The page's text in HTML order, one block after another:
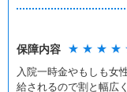
保障内容 ★ ★ ★ ★
入院一時金やもしも女
給されるので割と幅広